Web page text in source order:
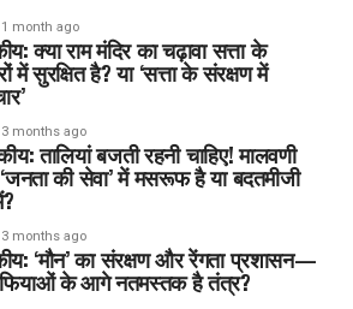
1 month ago
क्या राम मंदिर का चढ़ावा सत्ता के
में सुरक्षित है? या ‘सत्ता के संरक्षण में
3 months ago
तालियां बजती रहनी चाहिए! मालवणी
की सेवा’ में मसरूफ है या बदतमीजी
3 months ago
‘मौन’ का संरक्षण और रेंगता प्रशासन—
के आगे नतमस्तक है तंत्र?